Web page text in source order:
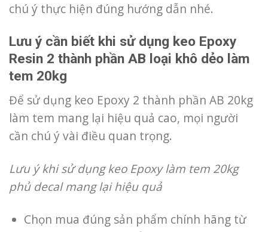
chú ý thực hiện đúng hướng dẫn nhé.
Lưu ý cần biết khi sử dụng keo Epoxy
Resin 2 thành phần AB loại khô dẻo làm
tem 20kg
Để sử dụng keo Epoxy 2 thành phần AB 20kg
làm tem mang lại hiệu quả cao, mọi người
cần chú ý vài điều quan trọng.
Lưu ý khi sử dụng keo Epoxy làm tem 20kg
phủ decal mang lại hiệu quả
Chọn mua đúng sản phẩm chính hãng từ